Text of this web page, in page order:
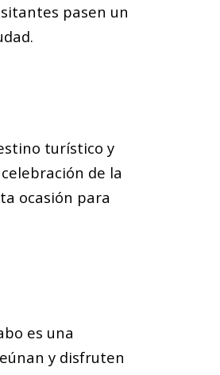
pasen un
turístico y
de la
ocasión para
es una
y disfruten